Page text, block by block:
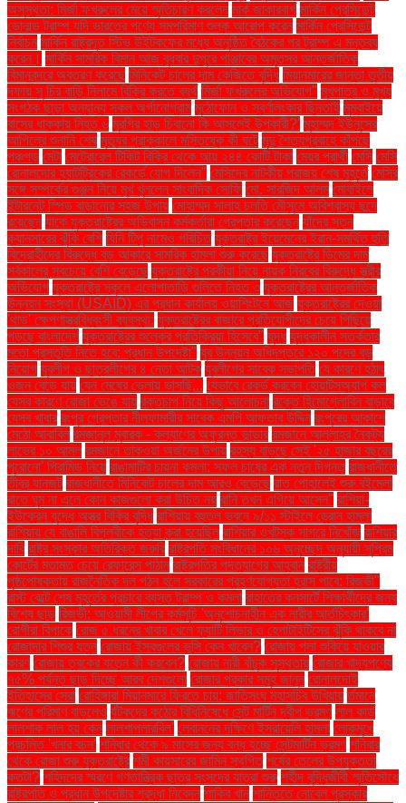
অসুস্থতা: মির্জা ফখরুলের মেয়ে স্মৃতিচারণ করলেন মার্ক জাকারবার্গ মার্কিন প্রেসিডেন্ট
ডোনাল্ড ট্রাম্প যদি ভারতের পণ্যে সমপরিমাণ শুল্ক আরোপ করেন মার্কিন প্রেসিডেন্ট
নির্বাচন মার্কিন রাষ্ট্রদূত স্টিভ উইটকফের মধ্যে অনুষ্ঠিত বৈঠকের পর ট্রাম্প এ মন্তব্য
করেন। মার্কিন সামরিক বিমান আজ বুধবার দুপুরে পাঞ্জাবের অমৃতসর আন্তর্জাতিক
বিমানবন্দরে অবতরণ করেছে মিনিকেট চালের দাম কেজিতে বৃদ্ধি মিয়ানমারের জান্তা তৃতীয়
দফায় সু চির বাড়ি নিলামে বিক্রি করতে ব্যর্থ মির্জা ফখরুলের অভিযোগ" মুখপাত্র ও মুখ্য
সংগঠক ছাড়া অন্যান্য সকল অর্গানোগ্রাম মুঠোফোন ও স্বর্ণালংকার ছিনতাই মুম্বাইয়ে
বাসের ধাক্কায় নিহত ৬ মুরগির হাড় চিবানো কি আসলেই উপকারী?' মুহাম্মদ ইউনূসের
আপিলের শুনানি শেষ মৃত্যুর প্রাক্কালে মস্তিষ্কে কী ঘটে মৃদু শৈত্যপ্রবাহে কাঁপছে
পঞ্চগড় মেটা মেট্রোরেল টিকিট বিক্রি থেকে আয় ২৪৪ কোটি টাকা মেয়র প্রার্থী মেসি মেসি
রোনালদোর হ্যাটট্রিকের রেকর্ডে যোগ দিলেন" মেসিদের নাটকীয় পরাজয় শেষ মুহূর্তে মেসির
সঙ্গে সম্পর্কের গুঞ্জন নিয়ে মুখ খুললেন সাংবাদিক সোফি মো. সারজিদ আলম মোবাইলে
ইন্টারনেট স্পিড বাড়ানোর সহজ উপায় মোহাম্মদ সালাহ চলতি মৌসুমে অবিশ্বাস্য ছন্দে
রয়েছেন যাকে যুক্তরাষ্ট্রের অভিবাসন কর্মকর্তারা গ্রেপ্তার করেছেন যাঁদের স্তন
ক্যানসারের ঝুঁকি বেশি যিনি টিপু নামেও পরিচিত যুক্তরাষ্ট্র ইয়েমেনের ইরান-সমর্থিত হুতি
বিদ্রোহীদের বিরুদ্ধে বড় আকারে সামরিক হামলা শুরু করেছে যুক্তরাষ্ট্রে ডিমের দাম
সর্বকালের সবচেয়ে বেশি বেড়েছে যুক্তরাষ্ট্রে পরকীয়া নিয়ে নায়ক নিরবের বিরুদ্ধে স্ত্রীর
অভিযোগ যুক্তরাষ্ট্রে স্কুলে এলোপাতাড়ি গুলিতে নিহত ৩ যুক্তরাষ্ট্রের আন্তর্জাতিক
উন্নয়ন সংস্থা (USAID) এর প্রধান কার্যালয় ওয়াশিংটনে আজ যুক্তরাষ্ট্রের দেওয়া
'থাড' ক্ষেপণাস্ত্রবিধ্বংসী ব্যবস্থা: যুক্তরাষ্ট্রের বাজারে প্রতিযোগীদের চেয়ে পিছিয়ে
পড়ছে বাংলাদেশ যুক্তরাষ্ট্রের শুল্কের প্রতিক্রিয়া হিসেবে" যুদ্ধ যুদ্ধকালীন সতর্কতার
মতো প্রস্তুতি নিতে হবে: প্রধান উপদেষ্টা" যুব উন্নয়ন অধিদপ্তরে ১২০ পদের বড়
নিয়োগ যুবলীগ ও ছাত্রলীগের ৪ নেতা আটক যুবলীগের সাবেক সভাপতি যে কারণে হঠাৎ
ওজন বেড়ে যায় যেন মেঘের ভেলায় ভাসছি... যেভাবে রেকর্ড করবেন হোয়াটসঅ্যাপ কল
যেসব কারণে রোজা ভেঙে যায় রক্তচাপ নিয়ে কিছু আলোচনা রক্তে হিমোগ্লোবিন বাড়াবে
যেসব খাবার রংপুর গ্রেপ্তার নীলফামারীর সাবেক এমপি আফতাব উদ্দিন রংপুরের আকাশে
মেঠো আবাবিল রমজানুল মুবারক - কল্যাণের অফুরন্ত ভান্ডার রমজানে আল্লাহর নৈকট্য
লাভের ১০ আমল রমজানে তাকওয়া অর্জনের উপায় রহস্য বাড়ছে সেই '২৫ হাজার বছরের
পুরোনো' পিরামিড নিয়ে রাঙামাটির চায়না কমলা: সফল চাষের এক নতুন দিগন্ত রাজধানীতে
তীব্র যানজট রাজধানীতে মিনিকেট চালের দাম আরও বেড়েছে রাত পোহালেই শুরু বইমেলা
রাতে ঘুম না এলে কোন কাজগুলো করা উচিত নয় রানি তখন এগিয়ে আসেন" রাশিয়া-
ইউক্রেন যুদ্ধে অস্ত্র বিক্রি বৃদ্ধি রাশিয়ায় বহুতল ভবনে ৯/১১ স্টাইলে ড্রোন হামলা
রাশিয়ায় যে বাঙালি বিপ্লবীকে হত্যা করা হয়েছিল রাশিয়ার ওখটস্ক সাগরে নিখোঁজ রাশিয়ার
দাবি রাষ্ট্র সংস্কার অতিরিক্ত জরুরি রাষ্ট্রপতি সংবিধানের ১০৬ অনুচ্ছেদ অনুযায়ী সুপ্রিম
কোর্টের মতামত চেয়ে রেফারেন্স পাঠান রাষ্ট্রপতির পদত্যাগের আহ্বান রাষ্ট্রীয়
পৃষ্ঠপোষকতায় রাজনৈতিক দল গঠন হলে সরকারের গ্রহণযোগ্যতা হ্রাস পাবে: রিজভী"
রাস্ট বেল্টে শেষ মুহূর্তের প্রচারে ব্যস্ত ট্রাম্প ও কমলা রাহাতের কনসার্টে শিক্ষার্থীদের জন্য
বিশেষ ছাড় রিজভী: আওয়ামী লীগের কর্মসূচি 'অনুশোচনাহীন এক নারীর আর্তচিৎকার'
রোগীরা বিপাকে রোজ ৫ ধরনের খাবার খেলে ফ্যাটি লিভার ও হেপাটাইটিসের ঝুঁকি থাকবে না
রোজাদার শিশুর যত্ন রোজায় ইসবগুলের ভুসি কেন খাবেন? রোজায় গলা শুকিয়ে যাওয়ার
কারণ রোজায় ত্বকের যত্নে কী করবেন? রোজায় নারী বাঁচুক সুস্থতায় রোজার খাদ্যপণ্যে
৭৫% পর্যন্ত ছাড় দিচ্ছে আরব দেশগুলো রোজার প্রকার সমূহ জানুন রোনালদোই
ইতিহাসের সেরা রোহিঙ্গারা মিয়ানমারে ফিরতে চায়: জাতিসংঘ মহাসচিব উখিয়ায় র্তমানে
ঋণের পরিমাণ বাড়লেও র্যটকদের কঠোর বিধিনিষেধে সেন্ট মার্টিন দ্বীপ ভ্রমণ লাল কার্ড
লালশাক লাল হয় কেন লালশাপলারবিল' লেবাননের দক্ষিণে ইসরায়েলি হামলা লোকমুখে
প্রচলিত 'খনার বচন' শনিবার থেকে ৯ মাসের জন্য বন্ধ হচ্ছে সেন্টমার্টিন ভ্রমণ শনিবার
থেকে রোজা শুরু যুক্তরাষ্ট্রে শমী কায়সারের জামিন স্থগিত শর্ষের তেলের উপযুক্ততা
কতটা? শহিদদের স্মরণে গণতান্ত্রিক ছাত্র সংসদের যাত্রা শুরু শহীদ বুদ্ধিজীবী স্মৃতিসৌধে
রাষ্ট্রপতি ও প্রধান উপদেষ্টার শ্রদ্ধা নিবেদন শাকিব খান শান্তিতে নোবেল পুরস্কার